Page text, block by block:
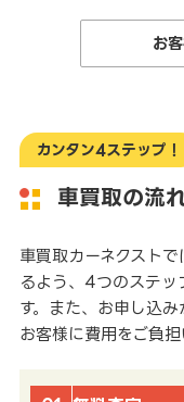
お
カンタン4ステップ！
車買取の流
車買取カーネクスト
るよう、4つのステッ
す。また、お申し込み
お客様に費用をご負